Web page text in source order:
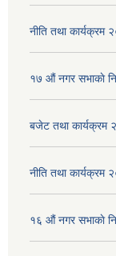
नीति तथा कार्यक्रम
१७ ‌‍औं नगर सभाकाे
बजेट तथा कार्यक्रम
नीति तथा कार्यक्रम
१६ ‌औं नगर सभाकाे